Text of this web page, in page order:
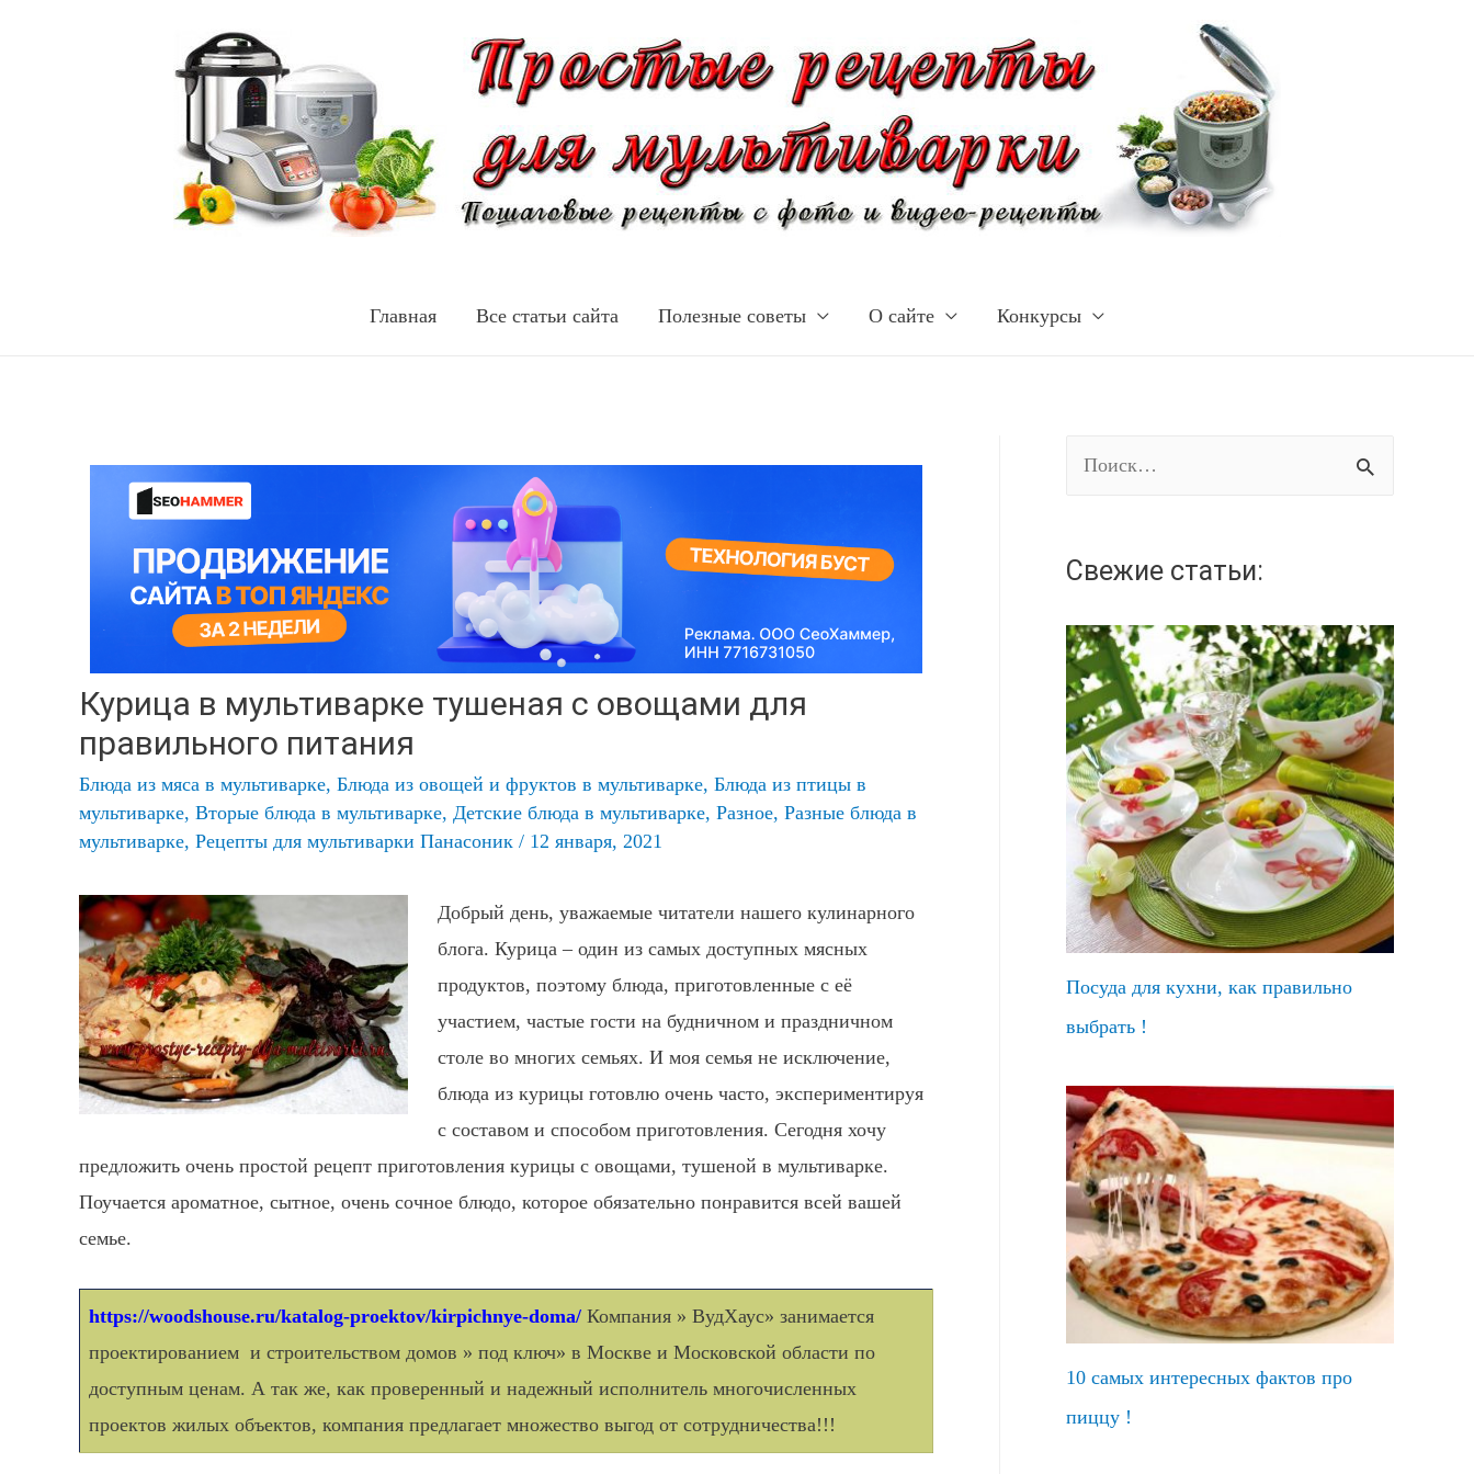
Главная Все статьи сайта Полезные советы О сайте Конкурсы
Курица в мультиварке тушеная с овощами для
правильного питания
Блюда из мяса в мультиварке, Блюда из овощей и фруктов в мультиварке, Блюда из птицы в
мультиварке, Вторые блюда в мультиварке, Детские блюда в мультиварке, Разное, Разные блюда в
мультиварке, Рецепты для мультиварки Панасоник / 12 января, 2021
Добрый день, уважаемые читатели нашего кулинарного
блога. Курица – один из самых доступных мясных
продуктов, поэтому блюда, приготовленные с её
участием, частые гости на будничном и праздничном
столе во многих семьях. И моя семья не исключение,
блюда из курицы готовлю очень часто, экспериментируя
с составом и способом приготовления. Сегодня хочу
предложить очень простой рецепт приготовления курицы с овощами, тушеной в мультиварке.
Поучается ароматное, сытное, очень сочное блюдо, которое обязательно понравится всей вашей
семье.
https://woodshouse.ru/katalog-proektov/kirpichnye-doma/ Компания » ВудХаус» занимается
проектированием и строительством домов » под ключ» в Москве и Московской области по
доступным ценам. А так же, как проверенный и надежный исполнитель многочисленных
проектов жилых объектов, компания предлагает множество выгод от сотрудничества!!!
т
:
Свежие статьи:
Посуда для кухни, как правильно
выбрать !
10 самых интересных фактов про
пиццу !